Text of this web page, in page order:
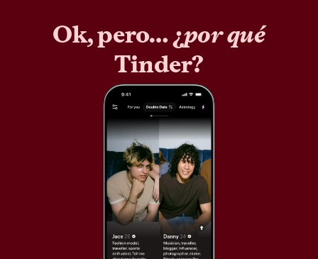
Ok, pero… ¿por qué
Tinder?